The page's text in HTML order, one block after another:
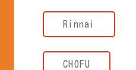
Rinnai
CHOFU